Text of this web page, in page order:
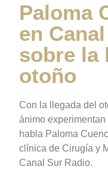
Paloma
en
sobre la
otoño
Con la llegada del
ánimo
habla Paloma
clínica de Cirugía y
Canal Sur Radio.